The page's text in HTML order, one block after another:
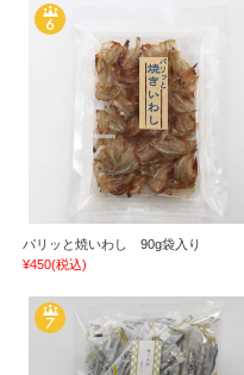
パリッと焼いわし 90g袋入り
¥450(税込)